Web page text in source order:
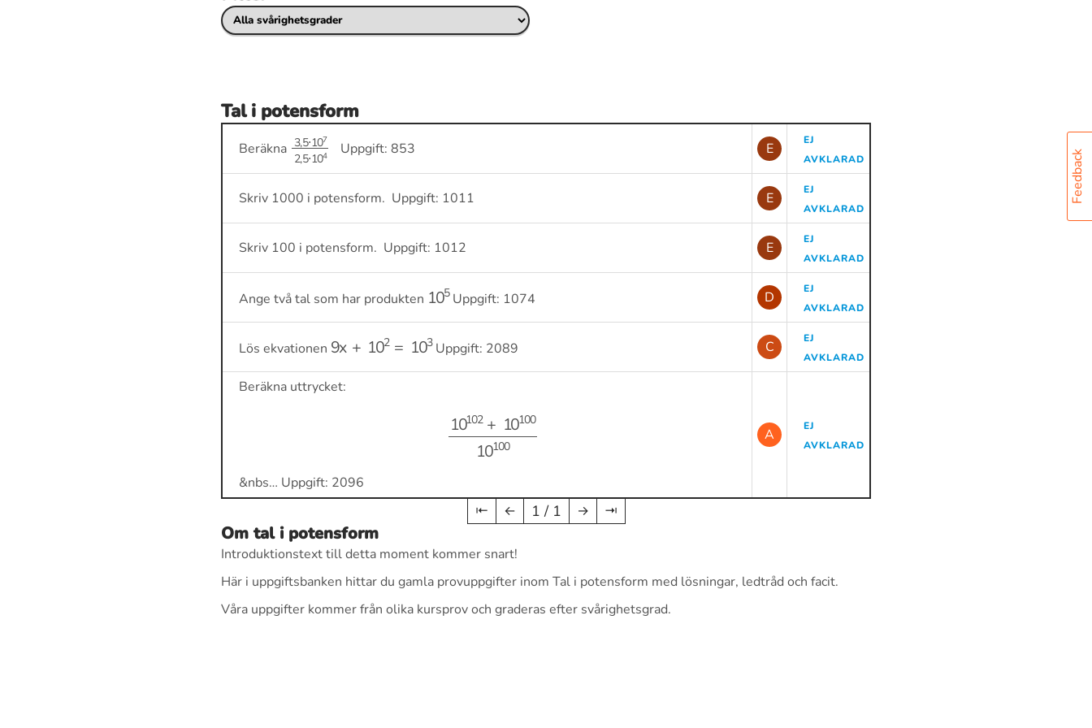
Feedback
Tal i potensform
Beräkna
3,5⋅10
Uppgift: 853 E
EJ
AVKLARAD
Skriv 1000 i potensform. Uppgift: 1011 E
EJ
AVKLARAD
Skriv 100 i potensform. Uppgift: 1012 E
EJ
AVKLARAD
Ange två tal som har produkten
105
Uppgift: 1074 D
EJ
AVKLARAD
Lös ekvationen
9 102= 103
Uppgift: 2089 C
EJ
AVKLARAD
Beräkna uttrycket:
102+10 10010
&nbs… Uppgift: 2096
A
EJ
AVKLARAD
⇤ ← 1 / 1 → ⇥
Om tal i potensform
Introduktionstext till detta moment kommer snart!
Här i uppgiftsbanken hittar du gamla provuppgifter inom Tal i potensform med lösningar, ledtråd och facit.
Våra uppgifter kommer från olika kursprov och graderas efter svårighetsgrad.